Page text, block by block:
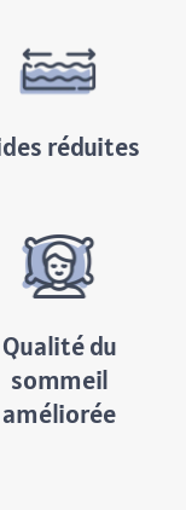
réduites
Qualité du
sommeil
améliorée